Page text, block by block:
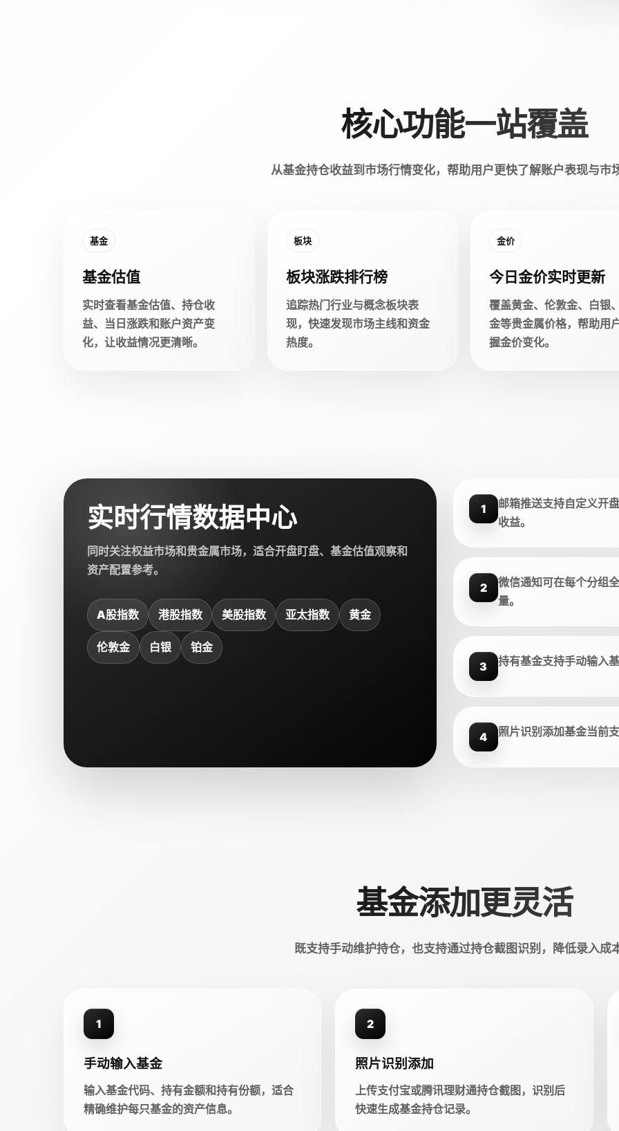
核心功能一站覆盖
从基金持仓收益到市场行情变化，帮助用户更快了解账户表现与市
基金
基金估值
实时查看基金估值、持仓收
益、当日涨跌和账户资产变
化，让收益情况更清晰。
板块
板块涨跌排行榜
追踪热门行业与概念板块表
现，快速发现市场主线和资金
热度。
金价
今日金价实时更新
覆盖黄金、伦敦金、白银
金等贵金属价格，帮助用
握金价变化。
实时行情数据中心
同时关注权益市场和贵金属市场，适合开盘盯盘、基金估值观察和
资产配置参考。
A股指数 港股指数 美股指数 亚太指数 黄金
伦敦金 白银 铂金
1
邮箱推送支持自定义开
收益。
2
微信通知可在每个分组
量。
3 持有基金支持手动输入
4 照片识别添加基金当前
基金添加更灵活
既支持手动维护持仓，也支持通过持仓截图识别，降低录入成
1
手动输入基金
输入基金代码、持有金额和持有份额，适合
精确维护每只基金的资产信息。
2
照片识别添加
上传支付宝或腾讯理财通持仓截图，识别后
快速生成基金持仓记录。